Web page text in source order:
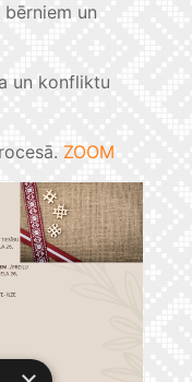
un
un konfliktu
ZOOM